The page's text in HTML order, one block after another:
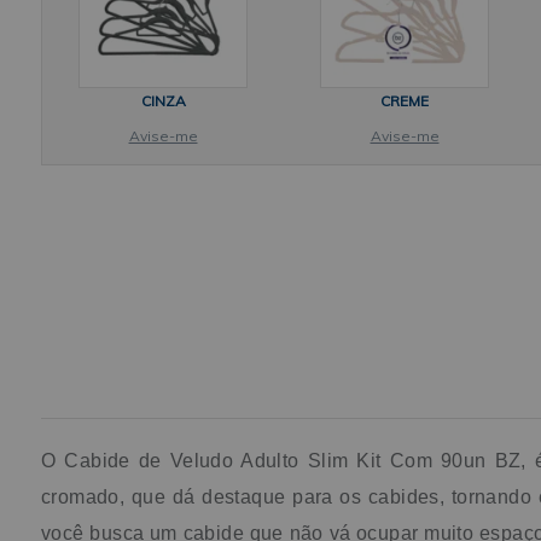
CINZA
Avise-me
CREME
Avise-me
O Cabide de Veludo Adulto Slim Kit Com 90un BZ,
cromado, que dá destaque para os cabides,
você busca um cabide que não vá ocupar muito